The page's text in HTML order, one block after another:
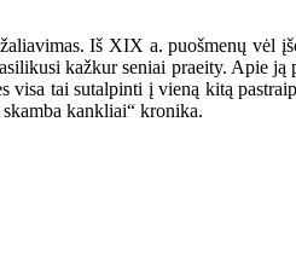
Iš XIX a. puošmenų vėl
kažkur seniai praeity. Apie
tai sutalpinti į vieną kitą
kankliai“ kronika.